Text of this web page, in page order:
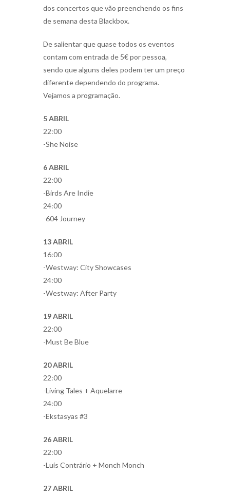
dos concertos que vão preenchendo os fins
de semana desta Blackbox.
De salientar que quase todos os eventos
contam com entrada de 5€ por pessoa,
sendo que alguns deles podem ter um preço
diferente dependendo do programa.
Vejamos a programação.
5 ABRIL
22:00
-She Noise
6 ABRIL
22:00
-Birds Are Indie
24:00
-604 Journey
13 ABRIL
16:00
-Westway: City Showcases
24:00
-Westway: After Party
19 ABRIL
22:00
-Must Be Blue
20 ABRIL
22:00
-Living Tales + Aquelarre
24:00
-Ekstasyas #3
26 ABRIL
22:00
-Luís Contrário + Monch Monch
27 ABRIL